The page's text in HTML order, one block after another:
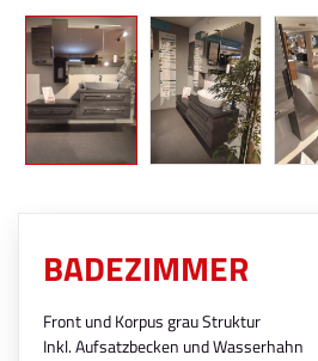
BADEZIMMER
Front und Korpus grau Struktur
Inkl. Aufsatzbecken und Wasserhahn